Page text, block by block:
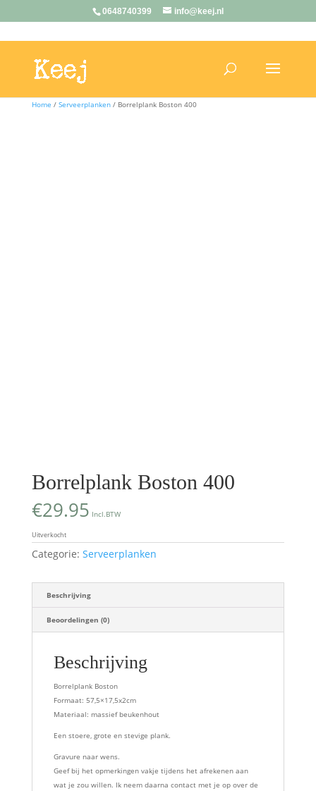
0648740399 info@keej.nl
Home / Serveerplanken/ Borrelplank Boston 400
Borrelplank Boston 400
€29.95 Incl.BTW
Uitverkocht
Categorie: Serveerplanken
Beschrijving
Beoordelingen (0)
Beschrijving
Borrelplank Boston
Formaat: 57,5×17,5x2cm
Materiaal: massief beukenhout
Een stoere, grote en stevige plank.
Gravure naar wens.
Geef bij het opmerkingen vakje tijdens het afrekenen aan
wat je zou willen. Ik neem daarna contact met je op over de